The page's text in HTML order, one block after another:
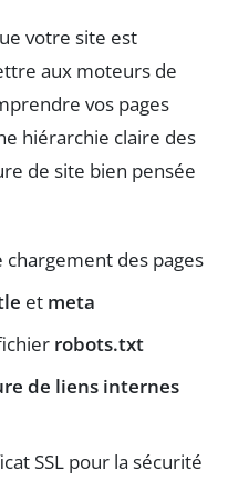
votre site est
aux moteurs de
vos pages
hiérarchie claire des
de site bien pensée
des pages
et meta
robots.txt
de liens internes
SSL pour la sécurité